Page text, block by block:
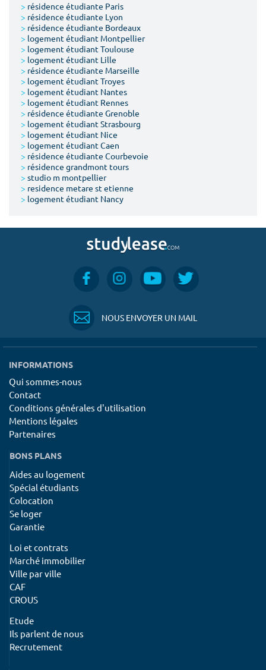
> résidence étudiante Paris
> résidence étudiante Lyon
> résidence étudiante Bordeaux
> logement étudiant Montpellier
> logement étudiant Toulouse
> logement étudiant Lille
> résidence étudiante Marseille
> logement étudiant Troyes
> logement étudiant Nantes
> logement étudiant Rennes
> résidence étudiante Grenoble
> logement étudiant Strasbourg
> logement étudiant Nice
> logement étudiant Caen
> résidence étudiante Courbevoie
> résidence grandmont tours
> studio m montpellier
> residence metare st etienne
> logement étudiant Nancy
NOUS ENVOYER UN MAIL
INFORMATIONS
Qui sommes-nous
Contact
Conditions générales d'utilisation
Mentions légales
Partenaires
BONS PLANS
Aides au logement
Spécial étudiants
Colocation
Se loger
Garantie
Loi et contrats
Marché immobilier
Ville par ville
CAF
CROUS
Etude
Ils parlent de nous
Recrutement